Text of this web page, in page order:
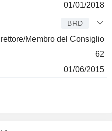
01/01/2018
BRD
Membro del Consiglio
62
01/06/2015